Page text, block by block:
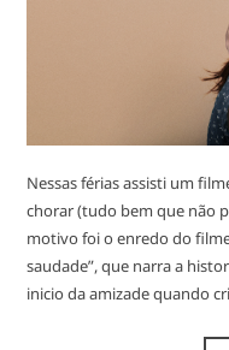
Nessas férias assisti um
chorar (tudo bem que não
motivo foi o enredo do
saudade”, que narra a
inicio da amizade quando